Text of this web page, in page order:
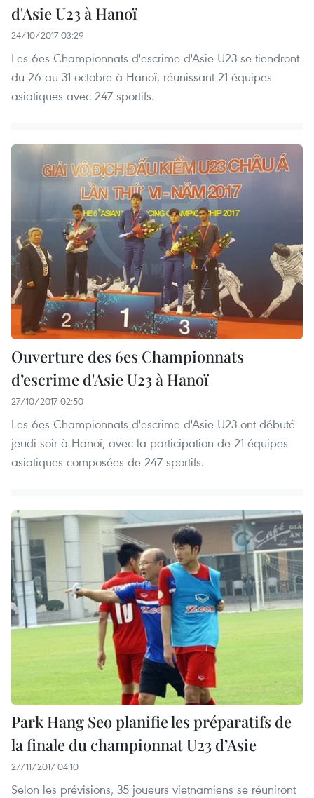
d'Asie U23 à Hanoï
24/10/2017 03:29
Les 6es Championnats d'escrime d'Asie U23 se tiendront
du 26 au 31 octobre à Hanoï, réunissant 21 équipes
asiatiques avec 247 sportifs.
Ouverture des 6es Championnats
d’escrime d'Asie U23 à Hanoï
27/10/2017 02:50
Les 6es Championnats d'escrime d'Asie U23 ont débuté
jeudi soir à Hanoï, avec la participation de 21 équipes
asiatiques composées de 247 sportifs.
Park Hang Seo planifie les préparatifs de
la finale du championnat U23 d’Asie
27/11/2017 04:10
Selon les prévisions, 35 joueurs vietnamiens se réuniront